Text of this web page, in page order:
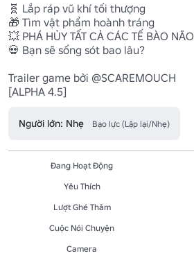
🧬 Lắp ráp vũ khí tối thượng
🎁 Tìm vật phẩm hoành tráng
💥 PHÁ HỦY TẤT CẢ CÁC TẾ BÀO NÃO
💀 Bạn sẽ sống sót bao lâu?
Trailer game bởi @SCAREMOUCH
[ALPHA 4.5]
Người lớn: Nhẹ Bạo lực (Lặp lại/Nhẹ)
Đang Hoạt Động
Yêu Thích
Lượt Ghé Thăm
Cuộc Nói Chuyện
Camera